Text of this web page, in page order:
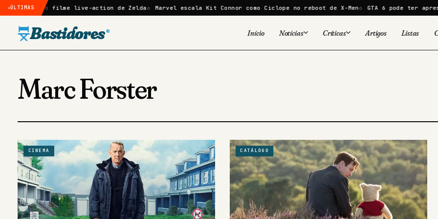
ÚLTIMASno filme live-action de Zelda Marvel escala Kit Connor como Ciclope no reboot de X-Men GTA 6 pode ter
Bastidores ® Início Notícias
Quadrinhos
Famosos
Livros
Tecnologia
Críticas
Livros
Artigos Listas
Marc Forster
CINEMA CATÁLOGO